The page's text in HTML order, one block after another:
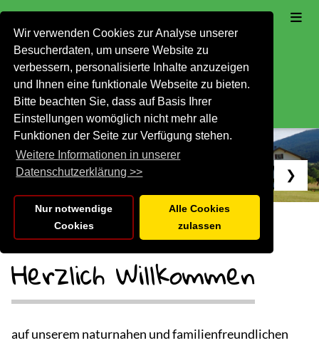
Wir verwenden Cookies zur Analyse unserer
Besucherdaten, um unsere Website zu
verbessern, personalisierte Inhalte anzuzeigen
und Ihnen eine funktionale Webseite zu bieten.
Bitte beachten Sie, dass auf Basis Ihrer
Einstellungen womöglich nicht mehr alle
Funktionen der Seite zur Verfügung stehen.
Weitere Informationen in unserer
Datenschutzerklärung >>
Nur notwendige
Cookies
Alle Cookies
zulassen
❮ ❯
Herzlich Willkommen
auf unserem naturnahen und familienfreundlichen